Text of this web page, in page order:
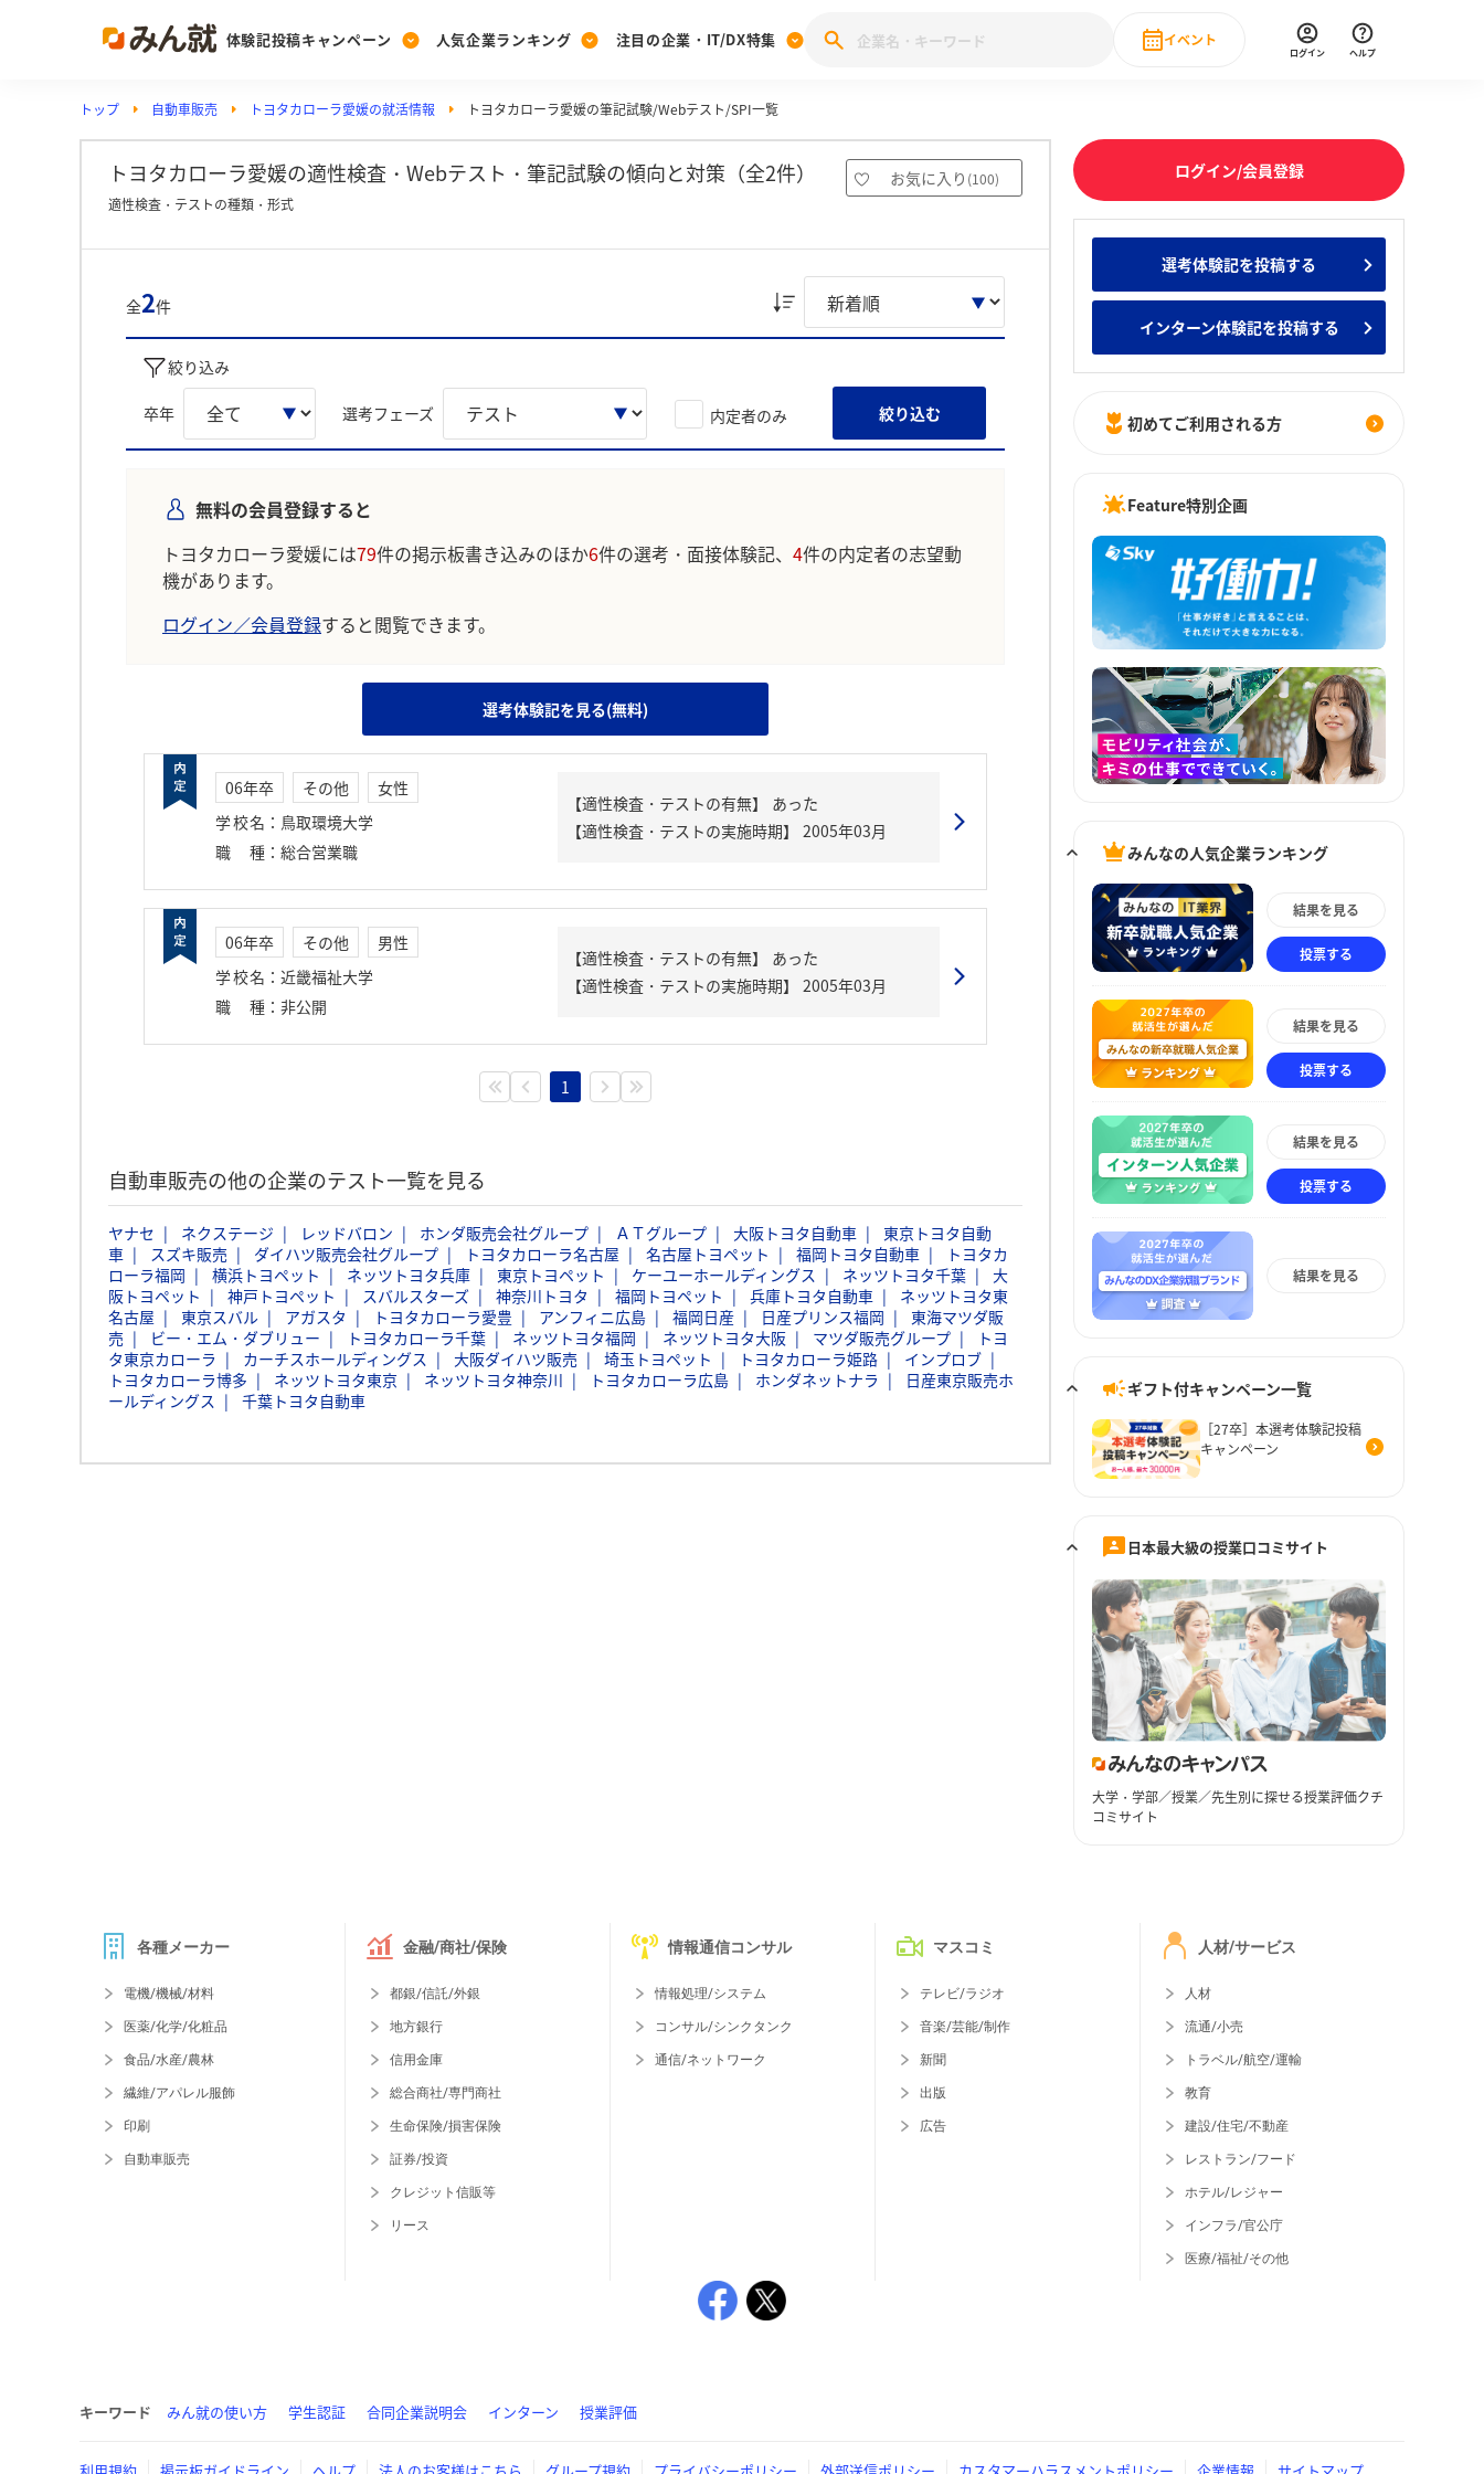
体験記投稿キャンペーン
Post
投稿する
[27卒] 本選考体験記投稿キャンペーン
人気企業ランキング
Ranking
ランキングを見る
みんなのDX企業就職ブランド調査
Vote みんなの新卒就職人気企業ランキング みんなのインターン人気企業ランキ
注目の企業・IT/DX特集
PickUp
注目の企業特集
注目の企業特集
28卒 IT・DX現場社員インタビュー
イベント
直近のイベント一覧
ログイン ヘルプ
トップ 自動車販売 トヨタカローラ愛媛の就活情報 トヨタカローラ愛媛の筆記試験/Webテスト/SPI一覧
トヨタカローラ愛媛の適性検査・Webテスト・筆記試験の傾向と対策（全2件） お気に入り (100)
適性検査・テストの種類・形式
全2件
絞り込み
卒年 選考フェーズ 内定者のみ 絞り込む
無料の会員登録すると
トヨタカローラ愛媛には79件の掲示板書き込みのほか6件の選考・面接体験記、 4件の内定者の志望動
機があります。
ログイン／会員登録すると閲覧できます。
選考体験記を見る(無料)
06年卒 その他
女性
学校名 ： 鳥取環境大学
職種 ： 総合営業職
06年卒 その他
男性
学校名 ： 近畿福祉大学
職種 ： 非公開
1
自動車販売の他の企業のテスト一覧を見る
ヤナセ ネクステージ レッドバロン ホンダ販売会社グループ ＡＴグループ 大阪トヨタ自動車
東京トヨタ自動
車
スズキ販売 ダイハツ販売会社グループ トヨタカローラ名古屋 名古屋トヨペット 福岡トヨタ自動車
トヨタカ
ローラ福岡
横浜トヨペット ネッツトヨタ兵庫 東京トヨペット ケーユーホールディングス ネッツトヨタ千葉
大
阪トヨペット
神戸トヨペット スバルスターズ 神奈川トヨタ 福岡トヨペット 兵庫トヨタ自動車
ネッツトヨタ東
名古屋
東京スバル アガスタ トヨタカローラ愛豊 アンフィニ広島 福岡日産 日産プリンス福岡
東海マツダ販
売
ビー・エム・ダブリュー トヨタカローラ千葉 ネッツトヨタ福岡 ネッツトヨタ大阪 マツダ販売グループ
トヨ
タ東京カローラ
カーチスホールディングス 大阪ダイハツ販売 埼玉トヨペット トヨタカローラ姫路
インプロブ
トヨタカローラ博多
ネッツトヨタ東京 ネッツトヨタ神奈川 トヨタカローラ広島 ホンダネットナラ
日産東京販売ホ
ールディングス
千葉トヨタ自動車
ログイン/会員登録
選考体験記を投稿する
インターン体験記を投稿する
初めてご利用される方
Feature特別企画
みんなの人気企業ランキング
結果を見る
投票する
結果を見る
投票する
結果を見る
投票する
結果を見る
ギフト付キャンペーン一覧
［27卒］本選考体験記投稿
キャンペーン
日本最大級の授業口コミサイト
大学・学部／授業／先生別に探せる授業評価クチ
コミサイト
各種メーカー
電機/機械/材料
医薬/化学/化粧品
食品/水産/農林
繊維/アパレル服飾
印刷
自動車販売
金融/商社/保険
都銀/信託/外銀
地方銀行
信用金庫
総合商社/専門商社
生命保険/損害保険
証券/投資
クレジット信販等
リース
情報通信コンサル
情報処理/システム
コンサル/シンクタンク
通信/ネットワーク
マスコミ
テレビ/ラジオ
音楽/芸能/制作
新聞
出版
広告
人材/サービス
人材
流通/小売
トラベル/航空/運輸
教育
建設/住宅/不動産
レストラン/フード
ホテル/レジャー
インフラ/官公庁
医療/福祉/その他
キーワード みん就の使い方 学生認証 合同企業説明会 インターン 授業評価